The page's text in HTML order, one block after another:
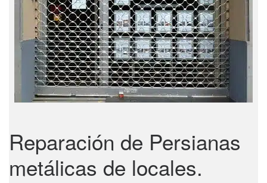
Reparación de Persianas
metálicas de locales.